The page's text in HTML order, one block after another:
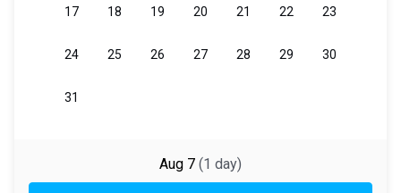
Aug 7 (1 day)